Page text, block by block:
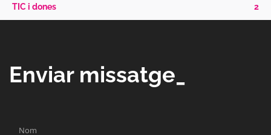
TIC i dones 2
Enviar missatge_